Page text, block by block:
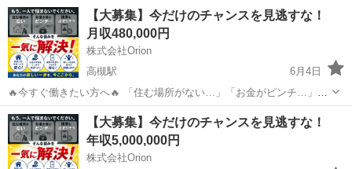
【大募集】今だけのチャンスを見逃すな！
月収480,000円
株式会社Orion
高槻駅
6月4日
🔥今すぐ働きたい方へ🔥 「住む場所がない…」「お金がピンチ…」
「携帯も止まりそう…」 👉そんな不安を“今日から”一気に解決しま
す！ 💬公式LINEから即相談OK💬 まずは1分で気軽にチェック👇
https://...
大阪 大阪市 高槻駅 半導体
【大募集】今だけのチャンスを見逃すな！
年収5,000,000円
株式会社Orion